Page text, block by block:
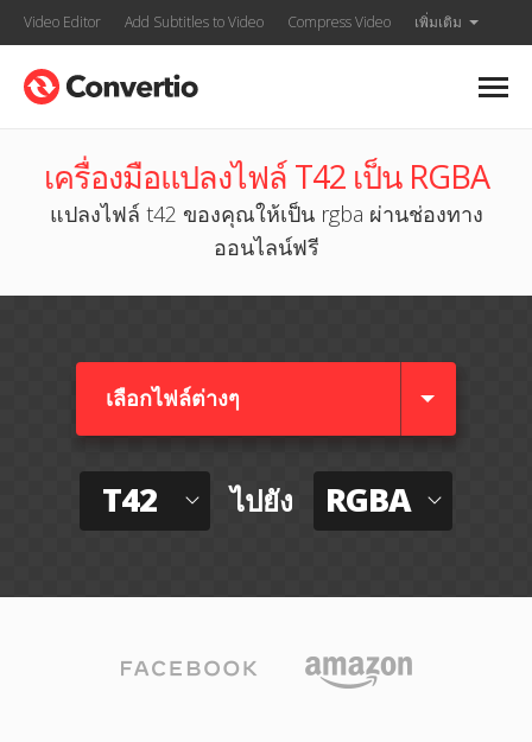
Video Editor Add Subtitles to Video Compress Video เพิ่มเติม
เครื่องมือแปลงไฟล์ T42 เป็น RGBA
แปลงไฟล์ t42 ของคุณให้เป็น rgba ผ่านช่องทาง
ออนไลน์ฟรี
เลือกไฟล์ต่างๆ​
T42 ไปยัง RGBA